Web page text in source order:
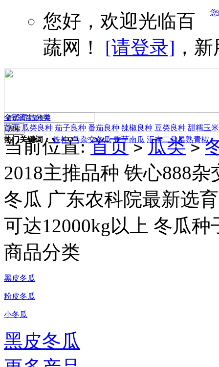
您好，欢迎光临百
蔬网！ [请登录] ，
热门关键词： 铁柱2号杂交冬瓜 香芋南瓜 汇丰二号早熟青椒
全部商品分类
首页 瓜类良种 茄子良种 番茄良种 辣椒良种 豆类良种 甜糯玉米
当前位置:首页 > 瓜类 >
2018主推品种 铁心888
冬瓜 广东农科院最新选
可达12000kg以上 冬瓜种
商品分类
黑皮冬瓜
粉皮冬瓜
小冬瓜
黑皮冬瓜